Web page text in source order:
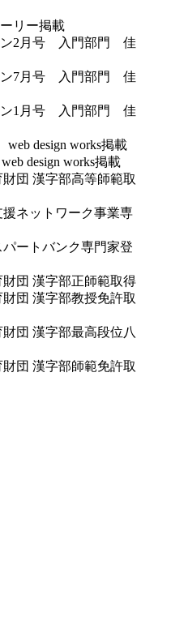
リー掲載
ン2月号 入門部門 佳
ン7月号 入門部門 佳
ン1月号 入門部門 佳
design works掲載
design works掲載
団 漢字部高等師範取
ネットワーク事業専
ートバンク専門家登
団 漢字部正師範取得
団 漢字部教授免許取
団 漢字部最高段位八
団 漢字部師範免許取